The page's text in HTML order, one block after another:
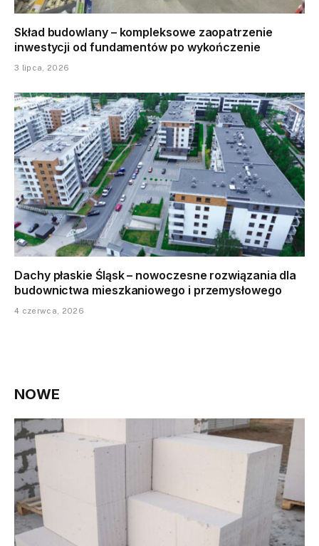
Skład budowlany – kompleksowe zaopatrzenie
inwestycji od fundamentów po wykończenie
3 lipca, 2026
Dachy płaskie Śląsk – nowoczesne rozwiązania dla
budownictwa mieszkaniowego i przemysłowego
4 czerwca, 2026
NOWE